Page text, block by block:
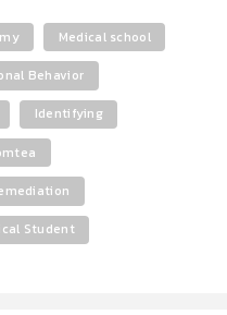
Medical school
Behavior
Identifying
Student